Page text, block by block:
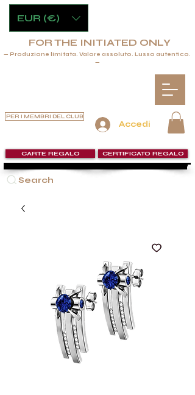
Accedi
PER I MEMBRI DEL CLUB
Search
CARTE REGALO CERTIFICATO REGALO
FOR THE INITIATED ONLY
— Produzione limitata. Valore assoluto. Lusso autentico.
—
EUR (€)